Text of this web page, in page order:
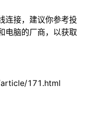
连接，建议你参考投
电脑的厂商，以获取
171.html